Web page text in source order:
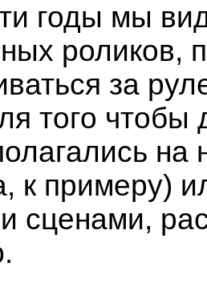
годы мы
роликов,
за
того чтобы
на
к примеру)
сценами,